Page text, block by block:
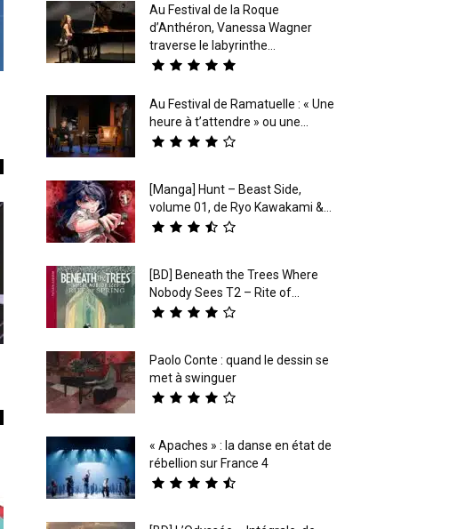
Au Festival de la Roque
d’Anthéron, Vanessa Wagner
traverse le labyrinthe...
Au Festival de Ramatuelle : « Une
heure à t’attendre » ou une...
[Manga] Hunt – Beast Side,
volume 01, de Ryo Kawakami &...
[BD] Beneath the Trees Where
Nobody Sees T2 – Rite of...
Paolo Conte : quand le dessin se
met à swinguer
« Apaches » : la danse en état de
rébellion sur France 4